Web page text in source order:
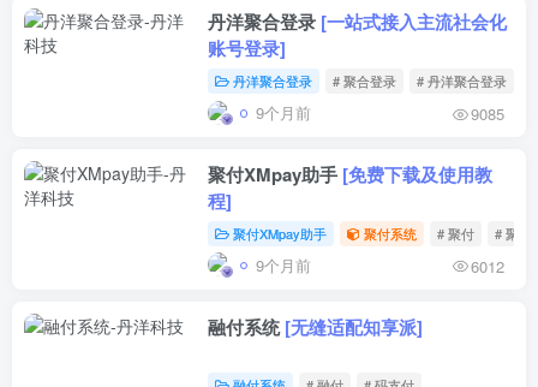
丹洋聚合登录 [一站式接入主流社会化
账号登录]
丹洋聚合登录 # 聚合登录 # 丹洋聚合登录
9个月前 9085
聚付XMpay助手 [免费下载及使用教
程]
聚付XMpay助手 聚付系统 # 聚付 # 聚付
9个月前 6012
融付系统[无缝适配知享派]